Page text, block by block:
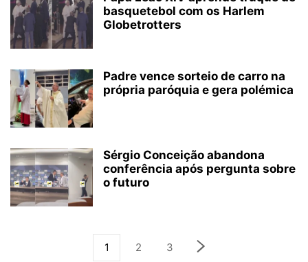
basquetebol com os Harlem
Globetrotters
Padre vence sorteio de carro na
própria paróquia e gera polémica
Sérgio Conceição abandona
conferência após pergunta sobre
o futuro
1 2 3